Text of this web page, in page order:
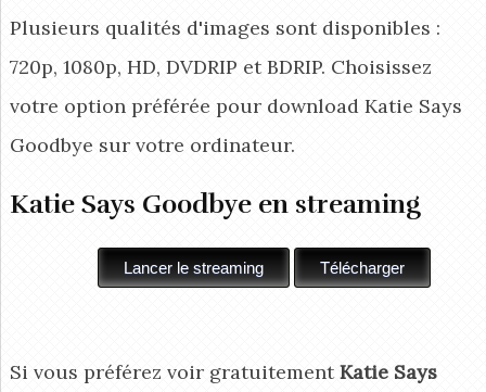
Plusieurs qualités d'images sont disponibles :
720p, 1080p, HD, DVDRIP et BDRIP. Choisissez
votre option préférée pour download Katie Says
Goodbye sur votre ordinateur.
Katie Says Goodbye en streaming
Si vous préférez voir gratuitementKatie Says